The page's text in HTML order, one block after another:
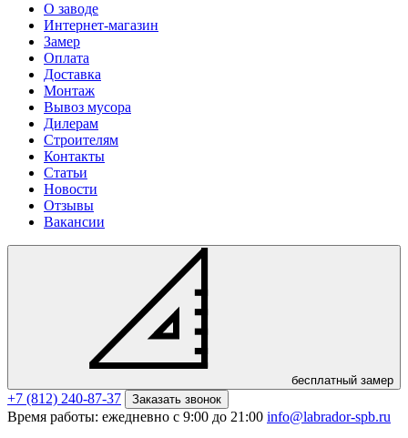
О заводе
Интернет-магазин
Замер
Оплата
Доставка
Монтаж
Вывоз мусора
Дилерам
Строителям
Контакты
Статьи
Новости
Отзывы
Вакансии
бесплатный замер
+7 (812) 240-87-37 Заказать звонок
Время работы: ежедневно с 9:00 до 21:00 info@labrador-spb.ru